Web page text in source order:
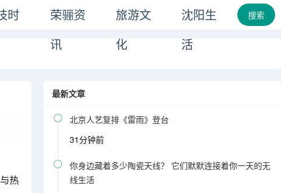
时
荣骊资
讯
旅游文
化
沈阳生
活
搜索
热
最新文章

北京人艺复排《雷雨》登台
31分钟前

你身边藏着多少陶瓷天线？ 它们默默连接着你一天的无
线生活